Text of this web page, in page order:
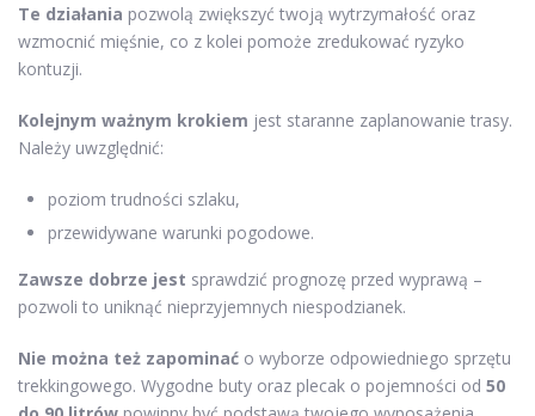
Te działania pozwolą zwiększyć twoją wytrzymałość oraz
wzmocnić mięśnie, co z kolei pomoże zredukować ryzyko
kontuzji.
Kolejnym ważnym krokiem jest staranne zaplanowanie trasy.
Należy uwzględnić:
poziom trudności szlaku,
przewidywane warunki pogodowe.
Zawsze dobrze jest sprawdzić prognozę przed wyprawą –
pozwoli to uniknąć nieprzyjemnych niespodzianek.
Nie można też zapominać o wyborze odpowiedniego sprzętu
trekkingowego. Wygodne buty oraz plecak o pojemności od 50